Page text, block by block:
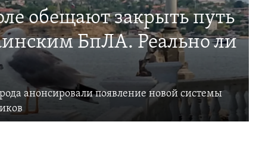
обещают закрыть путь
БпЛА. Реально ли
анонсировали появление новой системы